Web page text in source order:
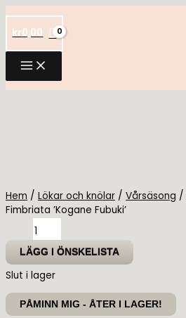
till
innehåll
kr0,00
Hem / Lökar och knölar / Vårsäsong /
Fimbriata ’Kogane Fubuki’
Fransade
Fimbriata
'Kogane
Fubuki'
mängd
LÄGG I ÖNSKELISTA
Slut i lager
PÅMINN MIG - ÅTER I LAGER!